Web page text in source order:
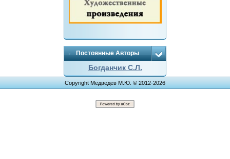
Постоянные Авторы
Богданчик С.Л.
Copyright Медведев М.Ю. © 2012-2026